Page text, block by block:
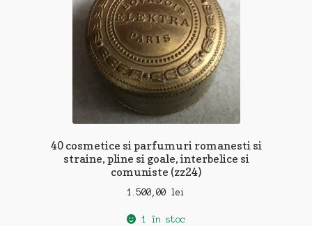
40 cosmetice si parfumuri romanesti si
straine, pline si goale, interbelice si
comuniste (zz24)
1.500,00 lei
1 în stoc